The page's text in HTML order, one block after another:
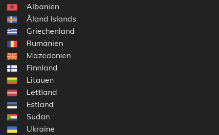
Albanien
Åland Islands
Griechenland
Rumänien
Mazedonien
Finnland
Litauen
Lettland
Estland
Sudan
Ukraine